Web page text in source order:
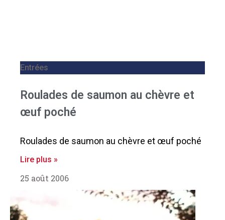
Entrées
Roulades de saumon au chèvre et
œuf poché
Roulades de saumon au chèvre et œuf poché
Lire plus »
25 août 2006